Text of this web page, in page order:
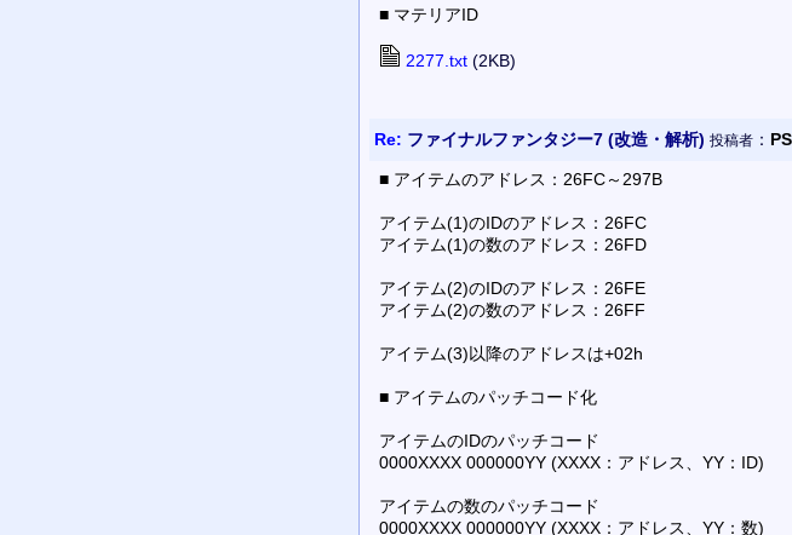
■ マテリアID
2277.txt (2KB)
Re: ファイナルファンタジー7 (改造・解析) 投稿者 ：
■ アイテムのアドレス：26FC～297B
アイテム(1)のIDのアドレス：26FC
アイテム(1)の数のアドレス：26FD
アイテム(2)のIDのアドレス：26FE
アイテム(2)の数のアドレス：26FF
アイテム(3)以降のアドレスは+02h
■ アイテムのパッチコード化
アイテムのIDのパッチコード
0000XXXX 000000YY (XXXX：アドレス、YY：ID)
アイテムの数のパッチコード
0000XXXX 000000YY (XXXX：アドレス、YY：数)